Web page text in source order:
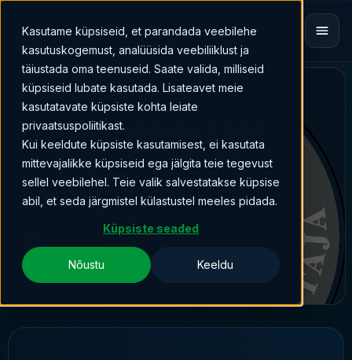
Kasutame küpsiseid, et parandada veebilehe
kasutuskogemust, analüüsida veebiliiklust ja
täiustada oma teenuseid. Saate valida, milliseid
küpsiseid lubate kasutada. Lisateavet meie
kasutatavate küpsiste kohta leiate
privaatsuspoliitikast.
Kui keeldute küpsiste kasutamisest, ei kasutata
mittevajalikke küpsiseid ega jälgita teie tegevust
sellel veebilehel. Teie valik salvestatakse küpsise
abil, et seda järgmistel külastustel meeles pidada.
Küpsiste seaded
Nõustu Keeldu
UUDISED JA ARTIKLID
Levira pälvis taas
märgi „Riigikaitse
toetaja“
Levira
Uudised riigikaitse